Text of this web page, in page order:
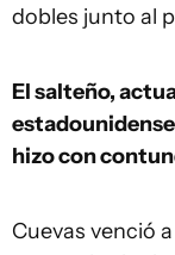
dobles junto al
El salteño,
hizo con
Cuevas venció